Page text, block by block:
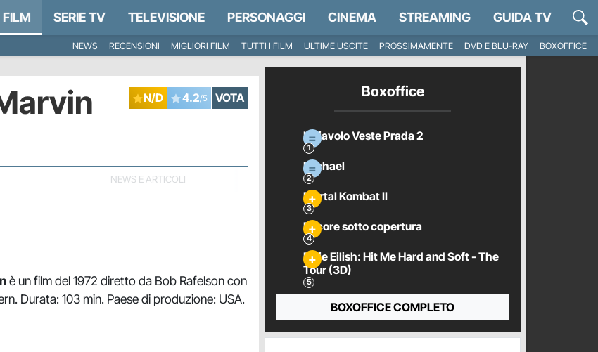
FILM SERIE TV TELEVISIONE PERSONAGGI CINEMA STREAMING GUIDA TV
NEWS RECENSIONI MIGLIORI FILM TUTTI I FILM ULTIME USCITE PROSSIMAMENTE DVD E BLU-RAY
BOXOFFICE
N/D 4.2/5 VOTA
NEWS E ARTICOLI
è un film del 1972 diretto da Bob Rafelson con
Durata: 103 min. Paese di produzione: USA.
Boxoffice
Il Diavolo Veste Prada 2
Michael
Mortal Kombat II
Pecore sotto copertura
Billie Eilish: Hit Me Hard and Soft - The
Tour (3D)
BOXOFFICE COMPLETO